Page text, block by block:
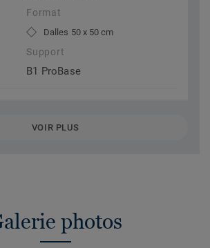
Format
Dalles 50 x 50 cm
Support
B1 ProBase
VOIR PLUS
photos